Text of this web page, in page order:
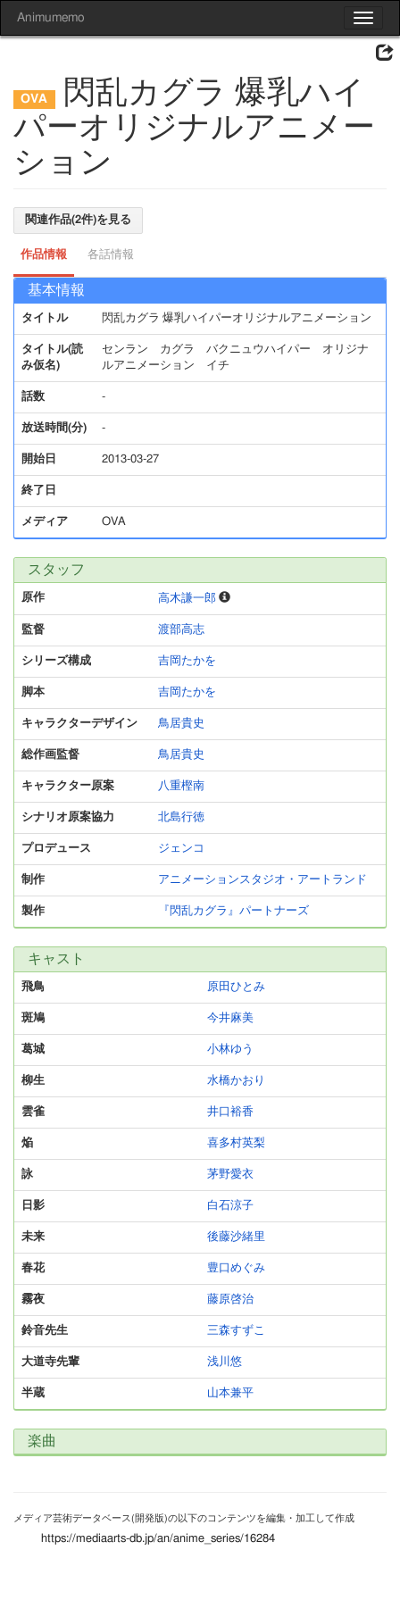
Toggle
Animumemo
閃乱カグラ 爆乳ハイ
パーオリジナルアニメー
ション
関連作品(2件)を見る
作品情報 各話情報
基本情報
タイトル 閃乱カグラ 爆乳ハイパーオリジナルアニメーション
タイトル(読
み仮名)
センラン カグラ バクニュウハイパー オリジナ
ルアニメーション イチ
話数 -
放送時間(分) -
開始日 2013-03-27
終了日
メディア OVA
スタッフ
原作 高木謙一郎
監督 渡部高志
シリーズ構成 吉岡たかを
脚本 吉岡たかを
キャラクターデザイン 鳥居貴史
総作画監督 鳥居貴史
キャラクター原案 八重樫南
シナリオ原案協力 北島行徳
プロデュース ジェンコ
制作 アニメーションスタジオ・アートランド
製作 『閃乱カグラ』パートナーズ
キャスト
飛鳥 原田ひとみ
斑鳩 今井麻美
葛城 小林ゆう
柳生 水橋かおり
雲雀 井口裕香
焔 喜多村英梨
詠 茅野愛衣
日影 白石涼子
未来 後藤沙緒里
春花 豊口めぐみ
霧夜 藤原啓治
鈴音先生 三森すずこ
大道寺先輩 浅川悠
半蔵 山本兼平
楽曲
メディア芸術データベース(開発版)の以下のコンテンツを編集・加工して作成
https://mediaarts-db.jp/an/anime_series/16284